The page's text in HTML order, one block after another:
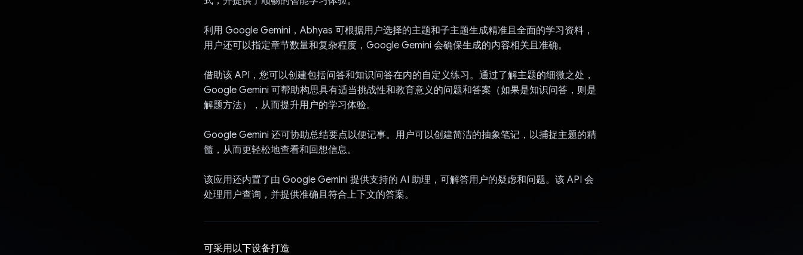
利用 Google Gemini，Abhyas 可根据用户选择的主题和子主题生成精准且全面的学习资料，
用户还可以指定章节数量和复杂程度，Google Gemini 会确保生成的内容相关且准确。
借助该 API，您可以创建包括问答和知识问答在内的自定义练习。通过了解主题的细微之处，
Google Gemini 可帮助构思具有适当挑战性和教育意义的问题和答案（如果是知识问答，则是
解题方法），从而提升用户的学习体验。
Google Gemini 还可协助总结要点以便记事。用户可以创建简洁的抽象笔记，以捕捉主题的精
髓，从而更轻松地查看和回想信息。
该应用还内置了由 Google Gemini 提供支持的 AI 助理，可解答用户的疑虑和问题。该 API 会
处理用户查询，并提供准确且符合上下文的答案。
可采用以下设备打造